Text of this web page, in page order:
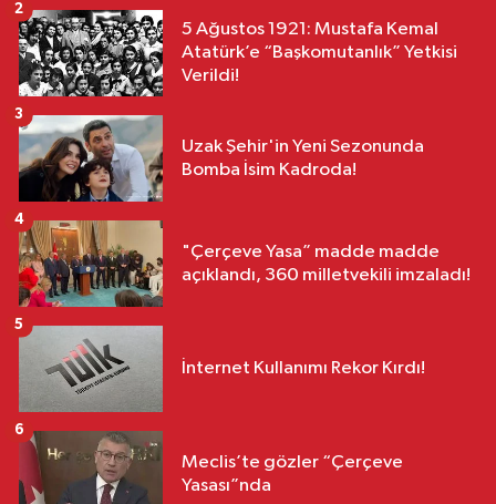
5 Ağustos 1921: Mustafa Kemal
Atatürk’e “Başkomutanlık” Yetkisi
Verildi!
2
Uzak Şehir'in Yeni Sezonunda
Bomba İsim Kadroda!
3
"Çerçeve Yasa” madde madde
açıklandı, 360 milletvekili imzaladı!
4
İnternet Kullanımı Rekor Kırdı!
5
Meclis’te gözler “Çerçeve
Yasası”nda
6